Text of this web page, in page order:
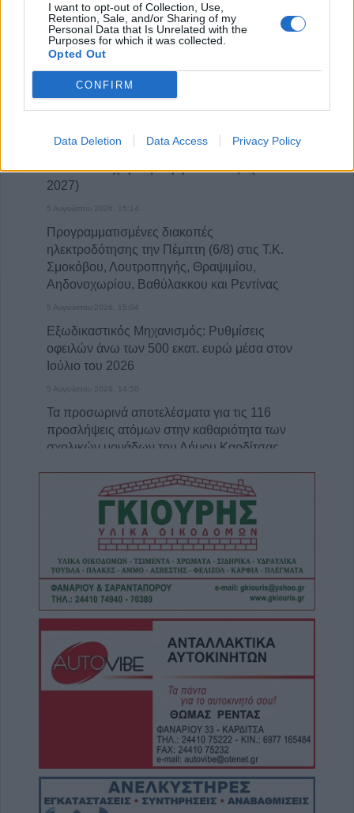
I want to opt-out of Collection, Use,
Retention, Sale, and/or Sharing of my
Personal Data that Is Unrelated with the
Purposes for which it was collected.
Opted Out
CONFIRM
Data Deletion Data Access Privacy Policy
ΤΕΛΕΥΤΑΙΑ ΝΕΑ
40 νέα κράνη για τους αστυνομικούς της
Ομάδας ΔΙ.ΑΣ. Λάρισας
Πρόσκληση Υποβολής Υποψηφιοτήτων στο
Π.Μ.Σ. «Διαχείριση Περιβάλλοντος» (2026–
2027)
5 Αυγούστου 2026, 15:14
Προγραμματισμένες διακοπές
ηλεκτροδότησης την Πέμπτη (6/8) στις Τ.Κ.
Σμοκόβου, Λουτροπηγής, Θραψιμίου,
Αηδονοχωρίου, Βαθύλακκου και Ρεντίνας
5 Αυγούστου 2026, 15:04
Εξωδικαστικός Μηχανισμός: Ρυθμίσεις
οφειλών άνω των 500 εκατ. ευρώ μέσα στον
Ιούλιο του 2026
5 Αυγούστου 2026, 14:50
Τα προσωρινά αποτελέσματα για τις 116
προσλήψεις ατόμων στην καθαριότητα των
σχολικών μονάδων του Δήμου Καρδίτσας
Σε Άρτα και Βραγκιανά ο Μητροπολίτης κ.
Τιμόθεος το διήμερο 7-8 Αυγούστου
5 Αυγούστου 2026, 14:05
Σοφάδες: Ολοκληρώθηκε η ασφαλτόστρωση
σε τμήματα των οδών Ανθέων και
Κολοκοτρώνη
Συμμετοχή σε αντιπολεμικές κινητοποιήσεις
στη Θεσσαλία από την Πανθεσσαλική
Επιτροπή Ενάντια στις Βάσεις και την
Εμπλοκή
Στις 7 Αυγούστου καταβάλλεται το
Αδειοδωρόσημο σε 91.455 οικοδόμους
5 Αυγούστου 2026, 13:10
Έργο 750.000 ευρώ για τον καθαρισμό του